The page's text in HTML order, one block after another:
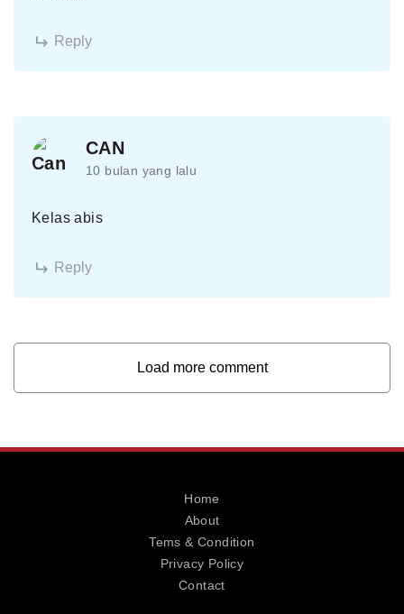
Reply
CAN
10 bulan yang lalu
Kelas abis
Reply
Load more comment
Home
About
Tems & Condition
Privacy Policy
Contact